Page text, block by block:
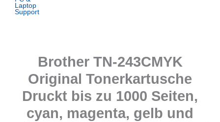
Brother TN-243CMYK
Original Tonerkartusche
Druckt bis zu 1000 Seiten,
cyan, magenta, gelb und